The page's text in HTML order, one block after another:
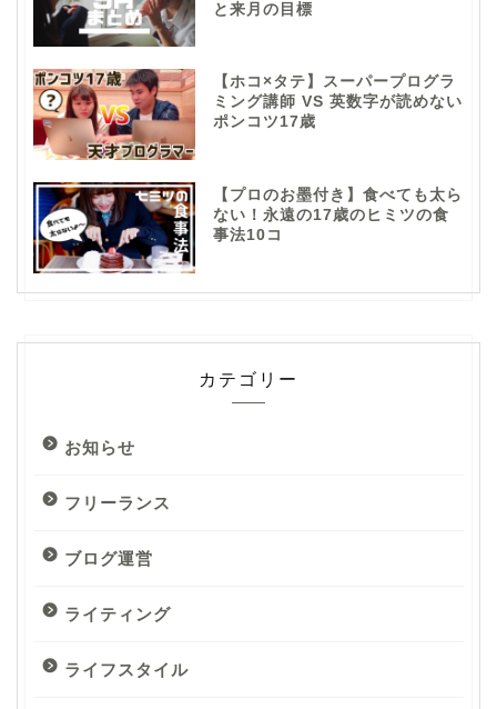
と来月の目標
【ホコ×タテ】スーパープログラ
ミング講師 VS 英数字が読めない
ポンコツ17歳
【プロのお墨付き】食べても太ら
ない！永遠の17歳のヒミツの食
事法10コ
カテゴリー
お知らせ
フリーランス
ブログ運営
ライティング
ライフスタイル